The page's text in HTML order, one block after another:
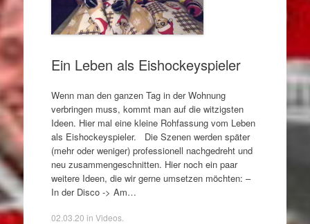
Ein Leben als Eishockeyspieler
Wenn man den ganzen Tag in der Wohnung
verbringen muss, kommt man auf die witzigsten
Ideen. Hier mal eine kleine Rohfassung vom Leben
als Eishockeyspieler. Die Szenen werden später
(mehr oder weniger) professionell nachgedreht und
neu zusammengeschnitten. Hier noch ein paar
weitere Ideen, die wir gerne umsetzen möchten: –
In der Disco -> Am…
02.03.20 in Videos.